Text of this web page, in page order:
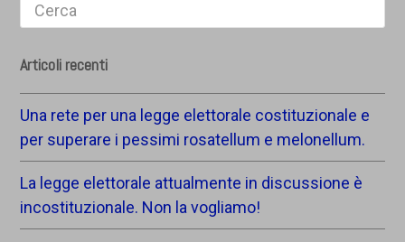
Search
Articoli recenti
Una rete per una legge elettorale costituzionale e
per superare i pessimi rosatellum e melonellum.
La legge elettorale attualmente in discussione è
incostituzionale. Non la vogliamo!